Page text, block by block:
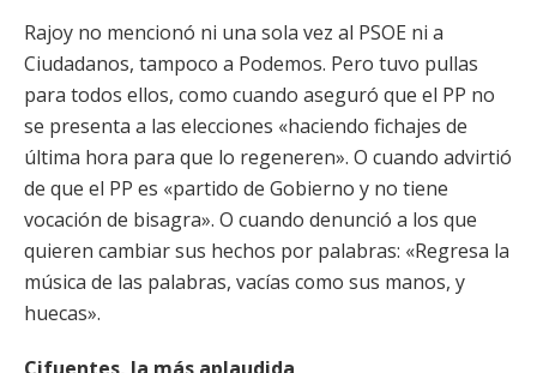
Rajoy no mencionó ni una sola vez al PSOE ni a
Ciudadanos, tampoco a Podemos. Pero tuvo pullas
para todos ellos, como cuando aseguró que el PP no
se presenta a las elecciones «haciendo fichajes de
última hora para que lo regeneren». O cuando advirtió
de que el PP es «partido de Gobierno y no tiene
vocación de bisagra». O cuando denunció a los que
quieren cambiar sus hechos por palabras: «Regresa la
música de las palabras, vacías como sus manos, y
huecas».